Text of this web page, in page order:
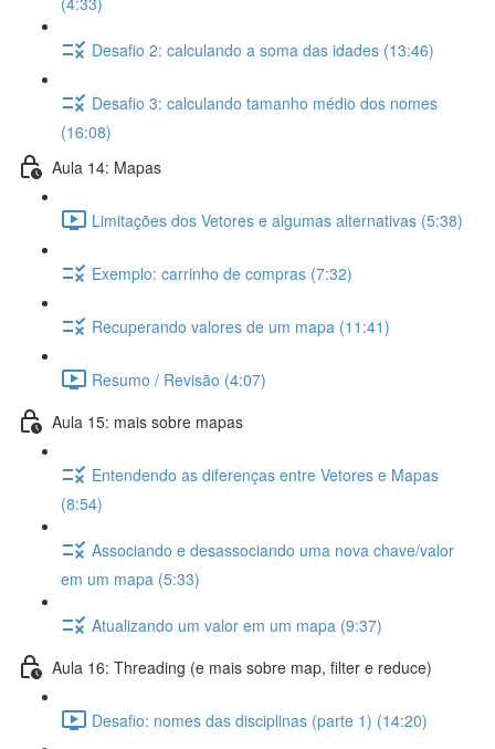
Desafio 2: calculando a soma das idades (13:46)
Desafio 3: calculando tamanho médio dos nomes
(16:08)
Aula 14: Mapas
Limitações dos Vetores e algumas alternativas (5:38)
Exemplo: carrinho de compras (7:32)
Recuperando valores de um mapa (11:41)
Resumo / Revisão (4:07)
Aula 15: mais sobre mapas
Entendendo as diferenças entre Vetores e Mapas
(8:54)
Associando e desassociando uma nova chave/valor
em um mapa (5:33)
Atualizando um valor em um mapa (9:37)
Aula 16: Threading (e mais sobre map, filter e reduce)
Desafio: nomes das disciplinas (parte 1) (14:20)